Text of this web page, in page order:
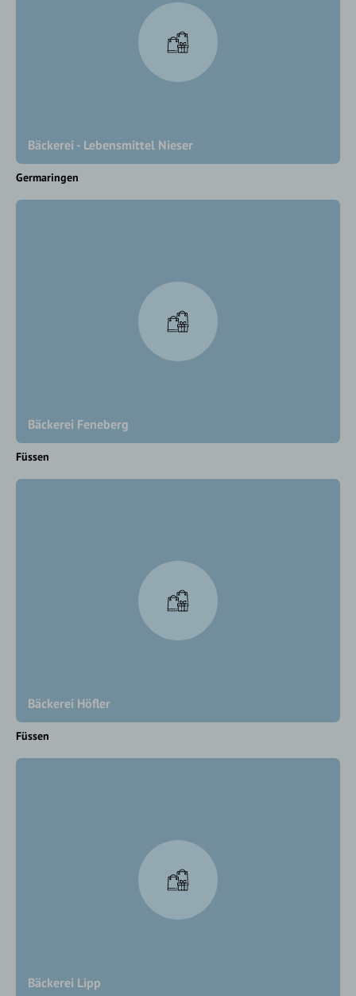
Bäckerei - Lebensmittel Nieser
Germaringen
Bäckerei Feneberg
Füssen
Bäckerei Höfler
Füssen
Bäckerei Lipp